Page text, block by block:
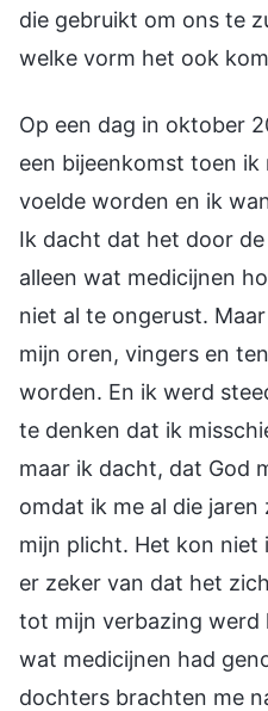
die gebruikt om ons te
welke vorm het ook
Op een dag in oktober
een bijeenkomst toen ik
voelde worden en ik
Ik dacht dat het door
alleen wat medicijnen
niet al te ongerust.
mijn oren, vingers en
worden. En ik werd
te denken dat ik
maar ik dacht, dat God
omdat ik me al die
mijn plicht. Het kon niet
er zeker van dat het
tot mijn verbazing werd
wat medicijnen had
dochters brachten me